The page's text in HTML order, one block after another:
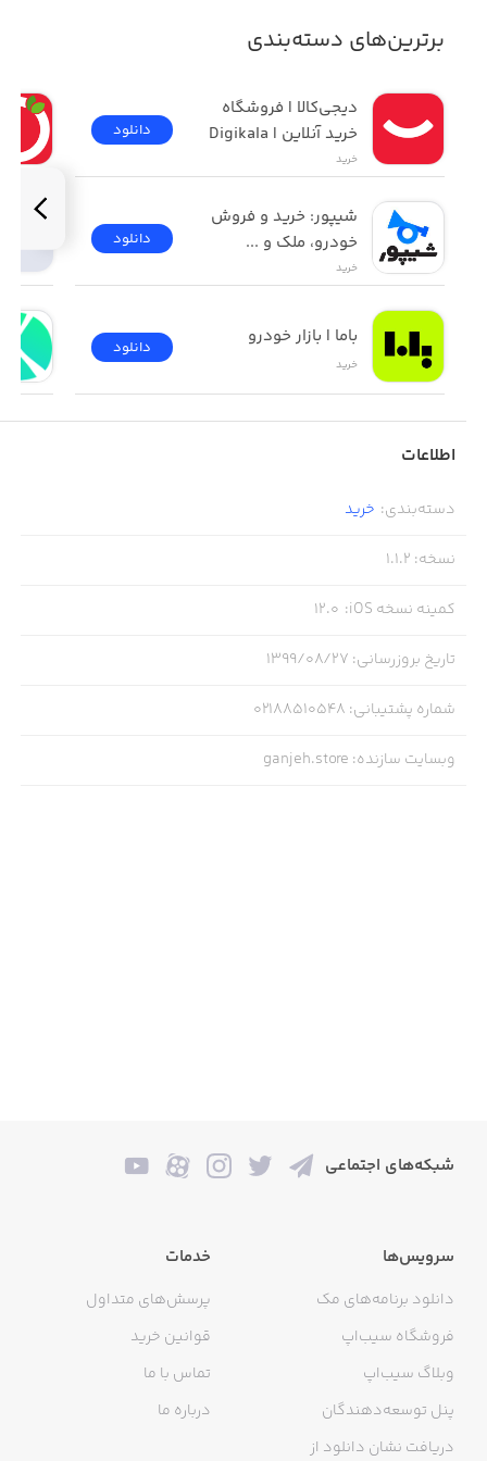
برترین‌های دسته‌بندی
خرید آنلاین | Digikala
خرید
دانلود
خودرو، ملک و ...
خرید
دانلود
باما | بازار خودرو
خرید
دانلود
اطلاعات
دسته‌بندی: خرید
نسخه:
1.1.2
کمینه نسخه iOS :
12.0
تاریخ بروزرسانی: ۱۳۹۹/۰۸/۲۷
شماره پشتیبانی:
02188510548
وبسایت سازنده:
ganjeh.store
شبکه‌های اجتماعی
سرویس‌ها
دانلود برنامه‌های مک
فروشگاه سیب‌اپ
وبلاگ سیب‌اپ
پنل توسعه‌دهندگان
دریافت نشان دانلود از
خدمات
پرسش‌های متداول
قوانین خرید
تماس با ما
درباره ما